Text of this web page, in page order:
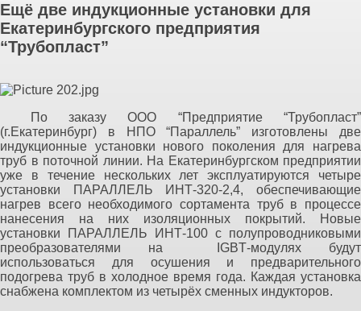
Ещё две индукционные установки для
Екатеринбургского предприятия
“Трубопласт”
По заказу ООО “Предприятие “Трубопласт”
(г.Екатеринбург) в НПО “Параллель” изготовлены две
индукционные установки нового поколения для нагрева
труб в поточной линии. На Екатеринбургском предприятии
уже в течение нескольких лет эксплуатируются четыре
установки ПАРАЛЛЕЛЬ ИНТ-320-2,4, обеспечивающие
нагрев всего необходимого сортамента труб в процессе
нанесения на них изоляционных покрытий. Новые
установки ПАРАЛЛЕЛЬ ИНТ-100 с полупроводниковыми
преобразователями на
IGBT-модулях будут
использоваться для осушения и предварительного
подогрева труб в холодное время года. Каждая установка
снабжена комплектом из четырёх сменных индукторов.